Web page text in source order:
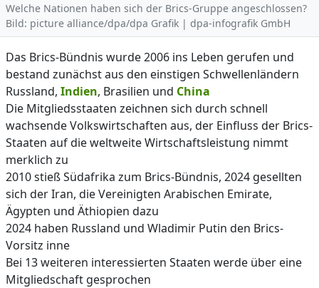
Welche Nationen haben sich der Brics-Gruppe angeschlossen?
Bild: picture alliance/dpa/dpa Grafik | dpa-infografik GmbH
Das Brics-Bündnis wurde 2006 ins Leben gerufen und
bestand zunächst aus den einstigen Schwellenländern
Russland, Indien, Brasilien und China
Die Mitgliedsstaaten zeichnen sich durch schnell
wachsende Volkswirtschaften aus, der Einfluss der Brics-
Staaten auf die weltweite Wirtschaftsleistung nimmt
merklich zu
2010 stieß Südafrika zum Brics-Bündnis, 2024 gesellten
sich der Iran, die Vereinigten Arabischen Emirate,
Ägypten und Äthiopien dazu
2024 haben Russland und Wladimir Putin den Brics-
Vorsitz inne
Bei 13 weiteren interessierten Staaten werde über eine
Mitgliedschaft gesprochen